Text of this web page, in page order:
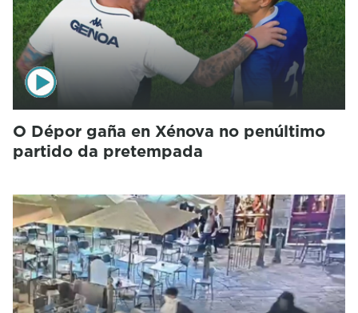
O Dépor gaña en Xénova no penúltimo
partido da pretempada